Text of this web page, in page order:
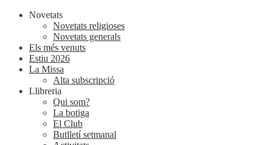
Novetats
Novetats religioses
Novetats generals
Els més venuts
Estiu 2026
La Missa
Alta subscripció
Llibreria
Qui som?
La botiga
El Club
Butlletí setmanal